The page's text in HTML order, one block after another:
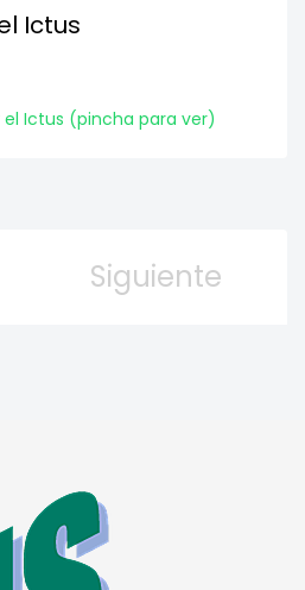
Ictus
Ictus (pincha para ver)
Siguiente